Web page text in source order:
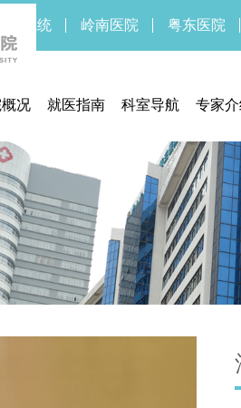
系统 岭南医院 粤东医院
况
领导
文化
新闻
设备
中心
就医指南
住院指南
交通信息
联系方式
体检须知
科室导航 专家